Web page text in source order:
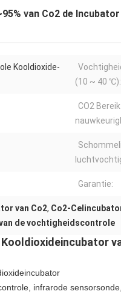
van Co2 de
Kooldioxide-
(10 ~ 40 ℃):
CO2
Garantie:
van Co2, Co2-
de vochtigheidscontrole
Kooldioxideincubator
infrarode